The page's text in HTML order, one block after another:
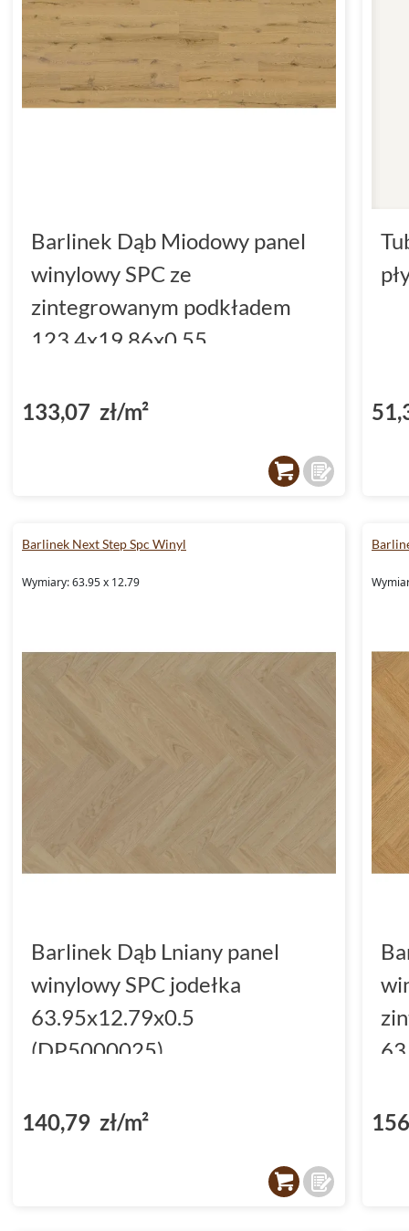
Barlinek Dąb Miodowy panel
winylowy SPC ze
zintegrowanym podkładem
123.4x19.86x0.55
133,07 zł/m²
Barlinek Next Step Spc Winyl
Wymiary: 63.95 x 12.79
Barlinek Dąb Lniany panel
winylowy SPC jodełka
63.95x12.79x0.5
(DP5000025)
140,79 zł/m²